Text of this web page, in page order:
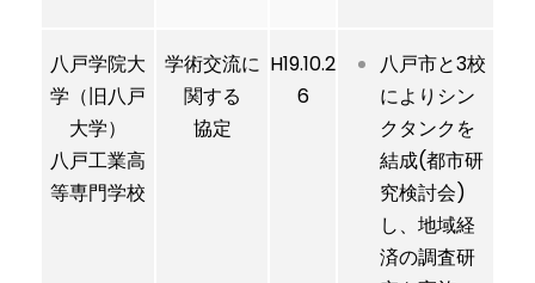
八戸学院大
学（旧八戸
大学）
八戸工業高
等専門学校
学術交流に
関する
協定
H19.10.2
6
八戸市と3校
によりシン
クタンクを
結成(都市研
究検討会)
し、地域経
済の調査研